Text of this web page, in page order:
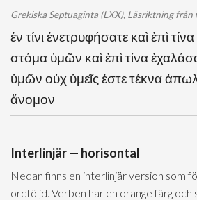
Grekiska Septuaginta (LXX), Läsriktning
ἐν τίνι ἐνετρυφήσατε καὶ ἐπὶ
στόμα ὑμῶν καὶ ἐπὶ τίνα
ὑμῶν οὐχ ὑμεῖς ἐστε τέκνα
ἄνομον
Interlinjär — horisontal
Nedan finns en interlinjär version som
ordföljd. Verben har en orange färg och